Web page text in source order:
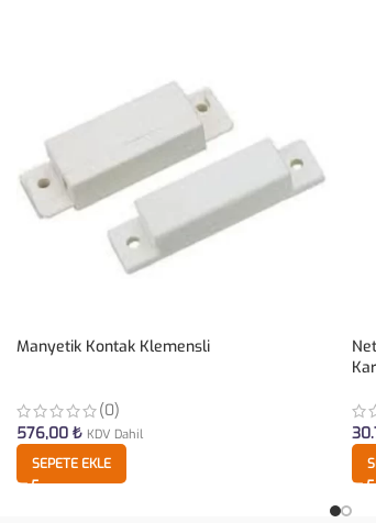
Manyetik Kontak Klemensli
(0)
576,00 ₺ KDV Dahil
SEPETE EKLE